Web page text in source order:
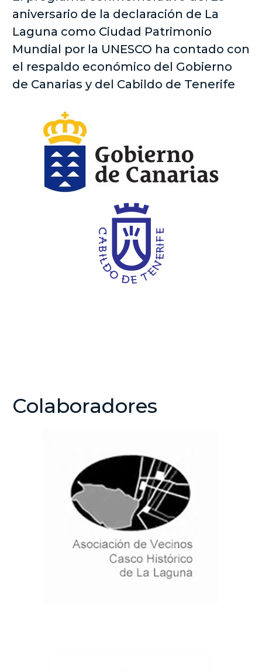
aniversario de la declaración de La
Laguna como Ciudad Patrimonio
Mundial por la UNESCO ha contado con
el respaldo económico del Gobierno
de Canarias y del Cabildo de Tenerife
Colaboradores